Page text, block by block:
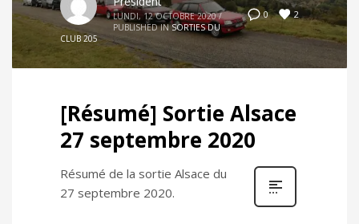
0 2
LUNDI, 12 OCTOBRE 2020 /
PUBLISHED IN SORTIES DU
CLUB 205
[Résumé] Sortie Alsace
27 septembre 2020
Résumé de la sortie Alsace du
27 septembre 2020.